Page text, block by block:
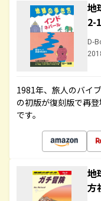
地
2-
D-
1981年、旅人のバイ
の初版が復刻版で再
です。
地
方